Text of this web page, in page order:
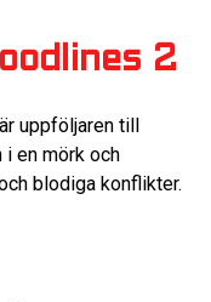
2
uppföljaren till
i en mörk och
blodiga konflikter.